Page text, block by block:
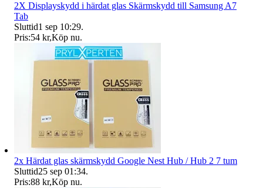
2X Displayskydd i härdat glas Skärmskydd till Samsung A7
Tab
Sluttid1 sep 10:29.
Pris:54 kr,Köp nu.
2x Härdat glas skärmskydd Google Nest Hub / Hub 2 7 tum
Sluttid25 sep 01:34.
Pris:88 kr,Köp nu.